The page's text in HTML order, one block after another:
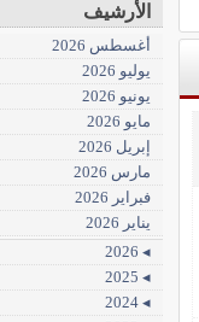
الأرشيف
أغسطس 2026
يوليو 2026
يونيو 2026
مايو 2026
إبريل 2026
مارس 2026
فبراير 2026
يناير 2026
◂ 2026
◂ 2025
◂ 2024